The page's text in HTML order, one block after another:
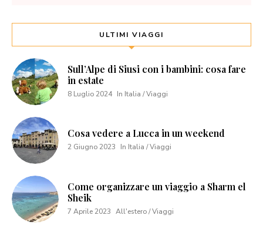
ULTIMI VIAGGI
Sull’Alpe di Siusi con i bambini: cosa fare
in estate
8 Luglio 2024 In Italia / Viaggi
Cosa vedere a Lucca in un weekend
2 Giugno 2023 In Italia / Viaggi
Come organizzare un viaggio a Sharm el
Sheik
7 Aprile 2023 All'estero / Viaggi